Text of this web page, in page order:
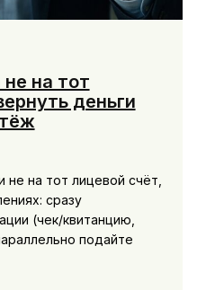
на тот
деньги
на тот лицевой счёт,
сразу
(чек/квитанцию,
подайте